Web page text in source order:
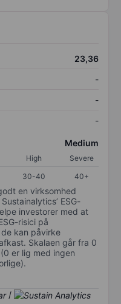
23,36
-
-
-
Medium
High
Severe
30-40 40+
en virksomhed
ESG-
investorer med at
risici på
kan påvirke
Skalaen går fra 0
er lig med ingen
/